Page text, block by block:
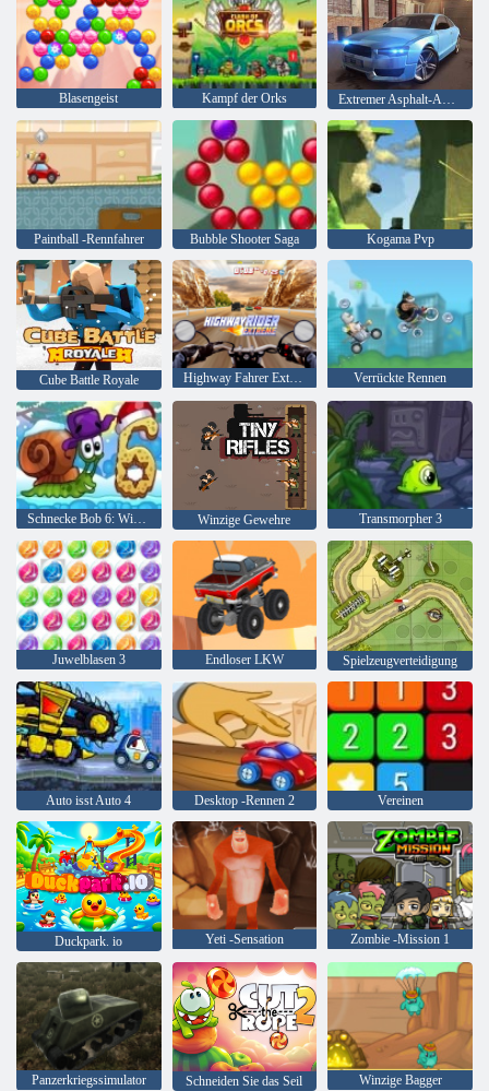
Blasengeist Kampf der Orks Extremer Asphalt-Autorennen
Paintball -Rennfahrer Bubble Shooter Saga Kogama Pvp
Cube Battle Royale Highway Fahrer Extrem Verrückte Rennen
Schnecke Bob 6: Wintergeschichte Winzige Gewehre Transmorpher 3
Juwelblasen 3 Endloser LKW Spielzeugverteidigung
Auto isst Auto 4 Desktop -Rennen 2 Vereinen
Duckpark. io Yeti -Sensation Zombie -Mission 1
Panzerkriegssimulator Schneiden Sie das Seil Winzige Bagger